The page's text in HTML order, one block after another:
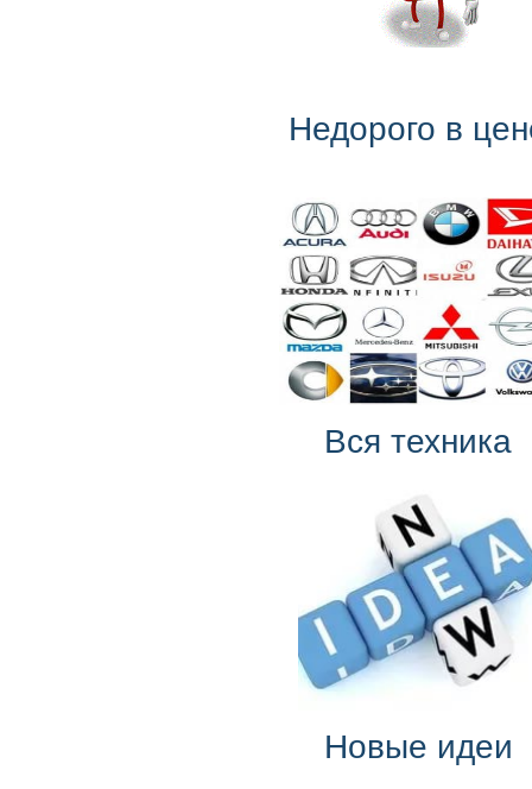
Недорого в
Вся техника
Новые идеи